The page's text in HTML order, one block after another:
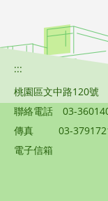
:::
桃園區文中路120號
聯絡電話
03-
傳真
03-
電子信箱